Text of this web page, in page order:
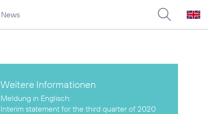
News
Weitere Informationen
Interim statement for the third quarter of 2020